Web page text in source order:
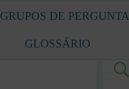
GRUPOS DE
GLOSSÁRIO